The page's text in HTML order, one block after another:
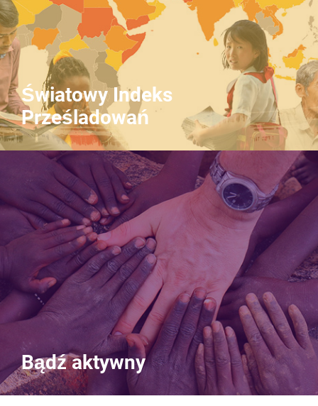
Światowy Indeks
Prześladowań
Bądź aktywny